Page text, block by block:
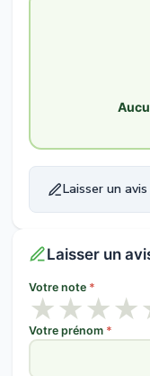
Laisser un avis
Laisser un
Votre note *
★★★★
Votre prénom *